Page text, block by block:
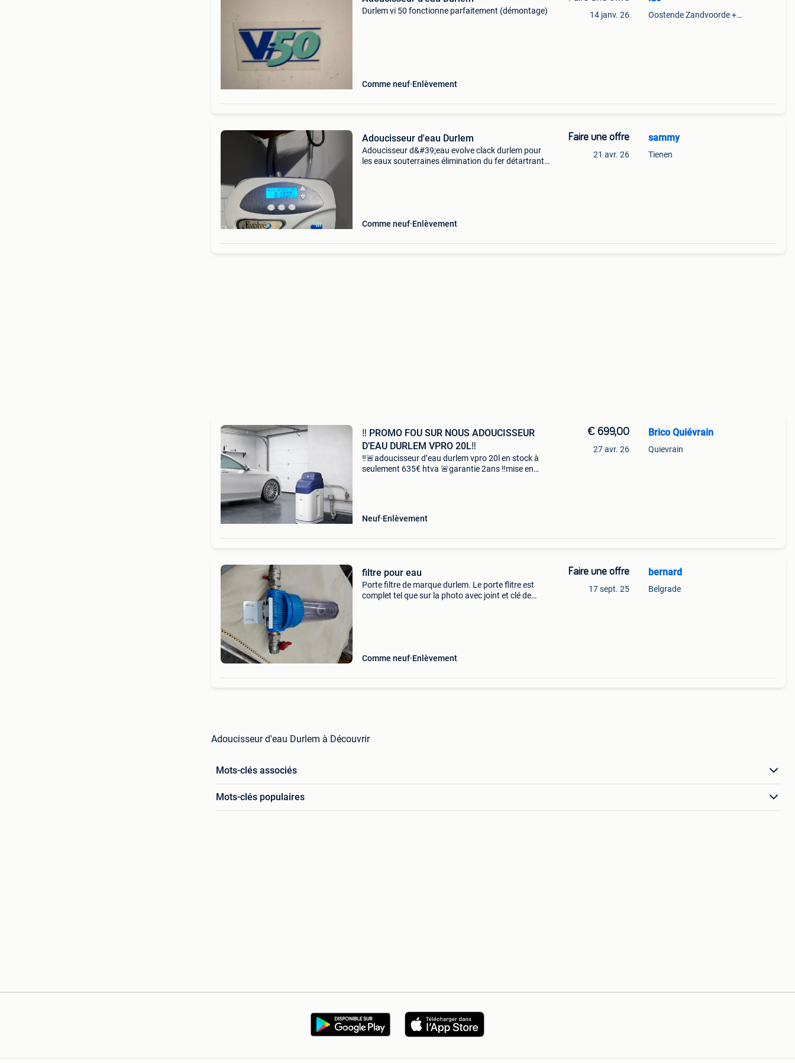
Durlem vi 50 fonctionne parfaitement (démontage)
Comme neuf Enlèvement
14 janv. 26 Oostende Zandvoorde +Oostende
Adoucisseur d'eau Durlem
Adoucisseur d&#39;eau evolve clack durlem pour
les eaux souterraines élimination du fer détartrant il
Comme neuf Enlèvement
Faire une offre
21 avr. 26
sammy
Tienen
‼️ PROMO FOU SUR NOUS ADOUCISSEUR
D’EAU DURLEM VPRO 20L‼️
‼️🚨adoucisseur d’eau durlem vpro 20l en stock à
seulement 635€ htva 🚨garantie 2ans ‼️mise en
Neuf Enlèvement
€ 699,00
27 avr. 26
Brico Quiévrain
Quievrain
filtre pour eau
Porte filtre de marque durlem. Le porte flitre est
complet tel que sur la photo avec joint et clé de
Comme neuf Enlèvement
Faire une offre
17 sept. 25
bernard
Belgrade
Adoucisseur d'eau Durlem à Découvrir
Mots-clés associés
Mots-clés populaires